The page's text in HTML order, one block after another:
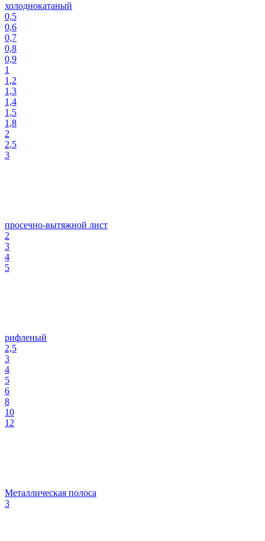
холоднокатаный
0,5
0,6
0,7
0,8
0,9
1
1,2
1,3
1,4
1,5
1,8
2
2,5
3
просечно-вытяжной лист
2
3
4
5
рифленый
2,5
3
4
5
6
8
10
12
Металлическая полоса
3